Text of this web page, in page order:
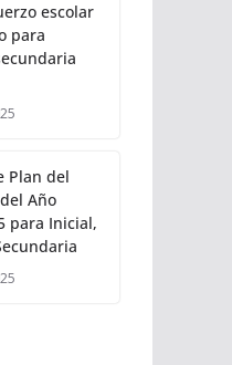
escolar
para
Plan del
Año
para Inicial,